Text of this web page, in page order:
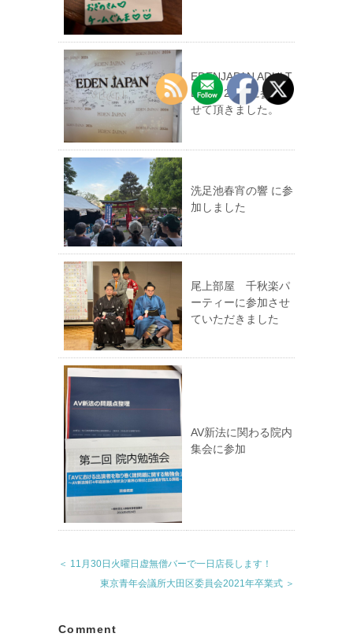
EDENJAPAN ADULT
EXPO 2026に参加さ
せて頂きました。
洗足池春宵の響 に参
加しました
尾上部屋 千秋楽パ
ーティーに参加させ
ていただきました
AV新法に関わる院内
集会に参加
＜ 11月30日火曜日虚無僧バーで一日店長します！
東京青年会議所大田区委員会2021年卒業式 ＞
Comment